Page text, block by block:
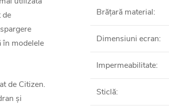
de
în modelele
de Citizen.
și
Brățară material:
Dimensiuni ecran:
Impermeabilitate:
Sticlă: